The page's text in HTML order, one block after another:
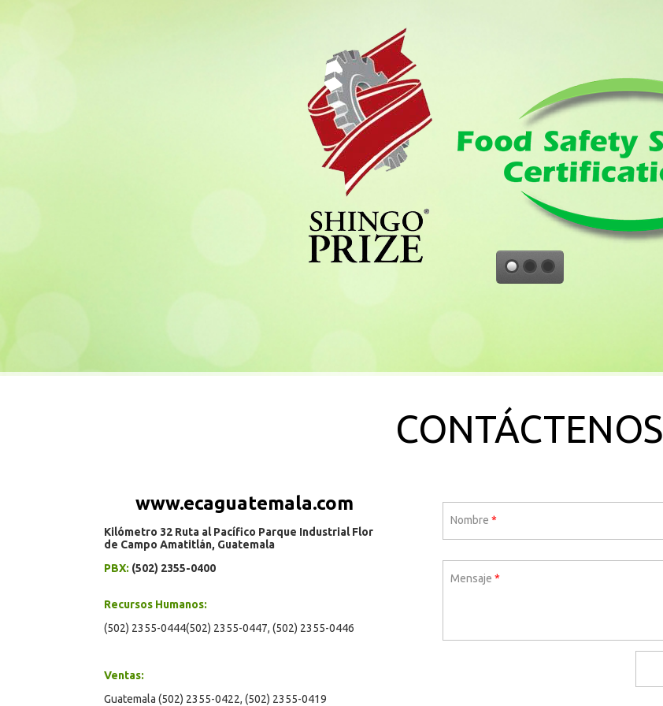
CONTÁCTENOS
www.ecaguatemala.com
Kilómetro 32 Ruta al Pacífico Parque Industrial Flor
de Campo Amatitlán, Guatemala
PBX: (502) 2355-0400
Recursos Humanos:
(502) 2355-0444(502) 2355-0447, (502) 2355-0446
Ventas:
Guatemala (502) 2355-0422, (502) 2355-0419
Nombre *
Mensaje *